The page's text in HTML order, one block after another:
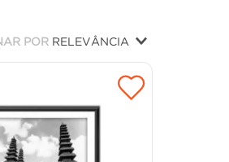
POR RELEVÂNCIA